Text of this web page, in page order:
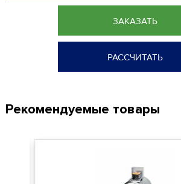
ЗАКАЗАТЬ
РАССЧИТАТЬ
Рекомендуемые товары